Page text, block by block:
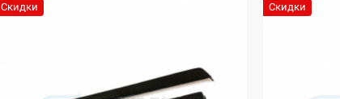
Скидки Скидки